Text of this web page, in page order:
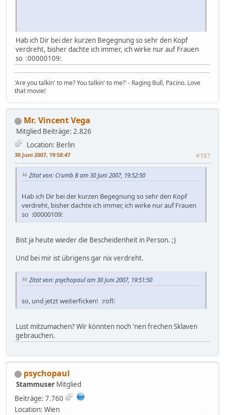
Hab ich Dir bei der kurzen Begegnung so sehr den Kopf
verdreht, bisher dachte ich immer, ich wirke nur auf Frauen
so :00000109:
'Are you talkin' to me? You talkin' to me?' - Raging Bull, Pacino. Love
that movie!
Mr. Vincent Vega
Mitglied Beiträge: 2.826
Location: Berlin
30 Juni 2007, 19:58:47 #187
Zitat von: Crumb B am 30 Juni 2007, 19:52:50
Hab ich Dir bei der kurzen Begegnung so sehr den Kopf
verdreht, bisher dachte ich immer, ich wirke nur auf Frauen
so :00000109:
Bist ja heute wieder die Bescheidenheit in Person. ;)
Und bei mir ist übrigens gar nix verdreht.
Zitat von: psychopaul am 30 Juni 2007, 19:51:50
so, und jetzt weiterficken! :rofl:
Lust mitzumachen? Wir könnten noch 'nen frechen Sklaven
gebrauchen.
psychopaul
Stammuser Mitglied
Beiträge: 7.760
Location: Wien